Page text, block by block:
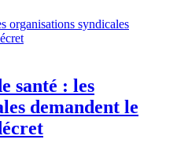
santé : les
demandent le